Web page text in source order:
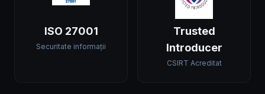
ISO 27001
Securitate informații
Trusted
Introducer
CSIRT Acreditat